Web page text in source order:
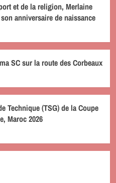
et de la religion, Merlaine
anniversaire de naissance
SC sur la route des Corbeaux
Technique (TSG) de la Coupe
Maroc 2026